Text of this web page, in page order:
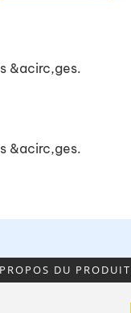
&acirc,ges.
&acirc,ges.
DU PRODUIT